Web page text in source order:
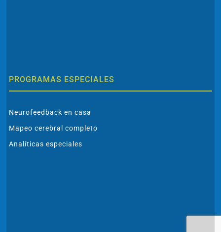
PROGRAMAS ESPECIALES
Neurofeedback en casa
Mapeo cerebral completo
Analíticas especiales